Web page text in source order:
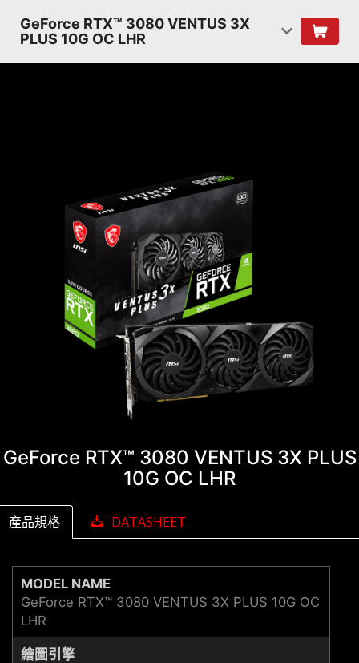
GeForce RTX™ 3080 VENTUS 3X
PLUS 10G OC LHR
GeForce RTX™ 3080 VENTUS 3X PLUS
10G OC LHR
產品規格 DATASHEET
MODEL NAME
GeForce RTX™ 3080 VENTUS 3X PLUS 10G OC
LHR
繪圖引擎